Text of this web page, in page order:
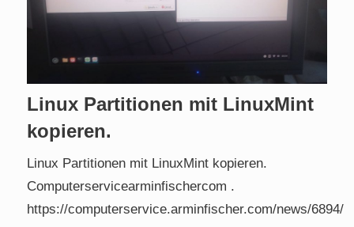
Linux Partitionen mit LinuxMint
kopieren.
Linux Partitionen mit LinuxMint kopieren.
Computerservicearminfischercom .
https://computerservice.arminfischer.com/news/6894/